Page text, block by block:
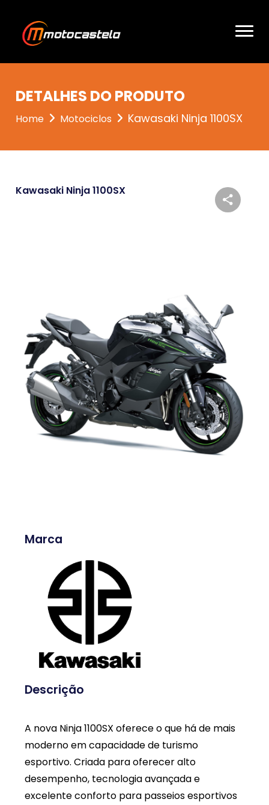
DETALHES DO PRODUTO
Home Motociclos Kawasaki Ninja 1100SX
Kawasaki Ninja 1100SX
Marca
Descrição
A nova Ninja 1100SX oferece o que há de mais
moderno em capacidade de turismo
esportivo. Criada para oferecer alto
desempenho, tecnologia avançada e
excelente conforto para passeios esportivos